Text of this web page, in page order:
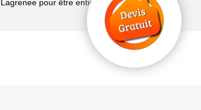
Lagrenee pour être entièrement satisfait.